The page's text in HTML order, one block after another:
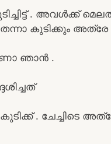
. അവൾക്ക്
കുടിക്കും അത്രേ
ഞാൻ .
. ചേച്ചിടെ